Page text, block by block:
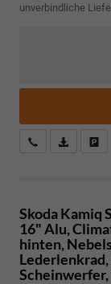
unverbindliche
Kostenloser
PDF-
Skoda Kamiq
16" Alu,
hinten,